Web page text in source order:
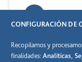
CONFIGURACIÓN DE
Recopilamos y
finalidades: Analíticas,